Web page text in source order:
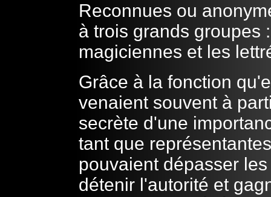
Reconnues ou
à trois grands groupes
magiciennes et les
Grâce à la fonction
venaient souvent à
secrète d'une
tant que
pouvaient dépasser
détenir l'autorité et